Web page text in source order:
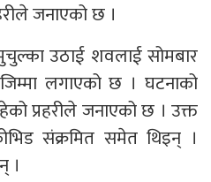
जनाएको छ ।
उठाई शवलाई सोमबार
जिम्मा लगाएको छ । घटनाको
प्रहरीले जनाएको छ । उक्त
संक्रमित समेत थिइन् ।
।